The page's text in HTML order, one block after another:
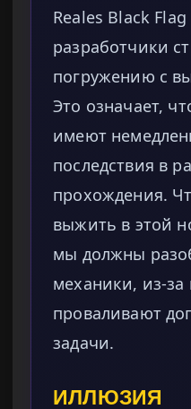
Reales Black Flag
разработчики
погружению с
Это означает,
имеют
последствия в
прохождения.
выжить в этой
мы должны
механики, из-
проваливают
задачи.
ИЛЛЮЗИЯ